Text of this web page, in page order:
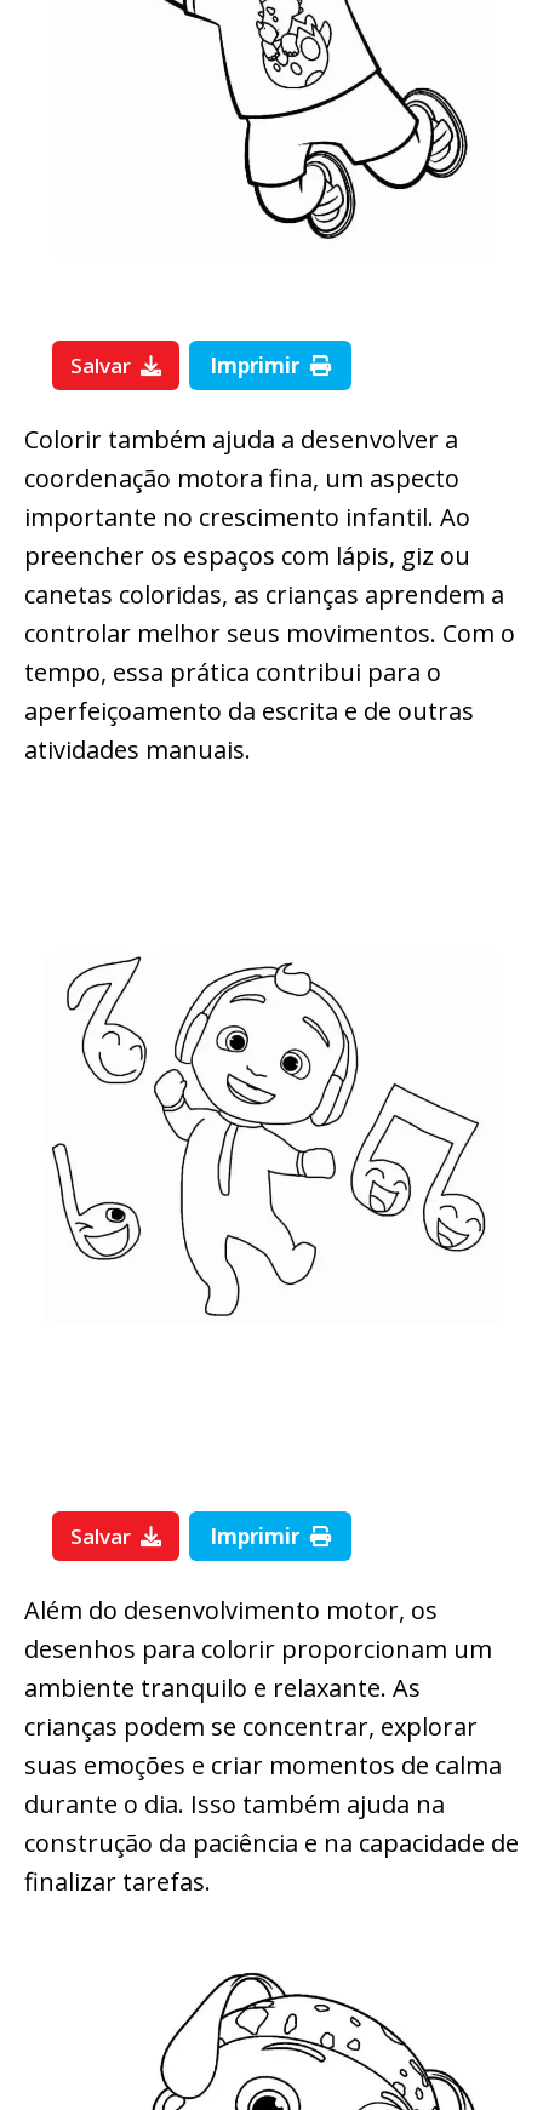
Salvar Imprimir
Colorir também ajuda a desenvolver a
coordenação motora fina, um aspecto
importante no crescimento infantil. Ao
preencher os espaços com lápis, giz ou
canetas coloridas, as crianças aprendem a
controlar melhor seus movimentos. Com o
tempo, essa prática contribui para o
aperfeiçoamento da escrita e de outras
atividades manuais.
Salvar Imprimir
Além do desenvolvimento motor, os
desenhos para colorir proporcionam um
ambiente tranquilo e relaxante. As
crianças podem se concentrar, explorar
suas emoções e criar momentos de calma
durante o dia. Isso também ajuda na
construção da paciência e na capacidade de
finalizar tarefas.